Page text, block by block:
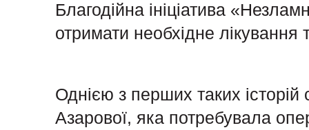
Благодійна ініціатива
отримати необхідне
Однією з перших таких історій
Азарової, яка потребувала